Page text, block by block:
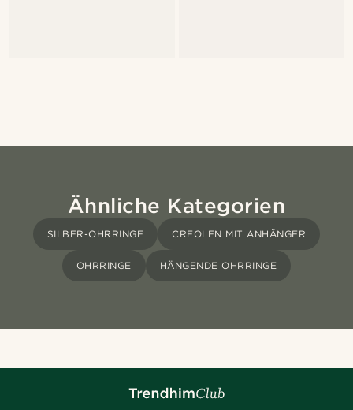
Ähnliche Kategorien
SILBER-OHRRINGE CREOLEN MIT ANHÄNGER
OHRRINGE HÄNGENDE OHRRINGE